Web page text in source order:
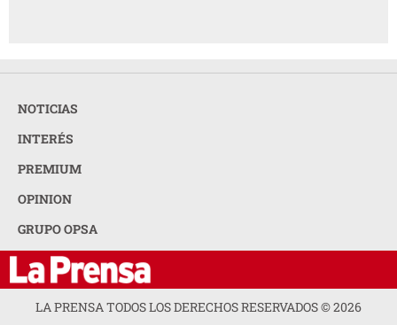
NOTICIAS
INTERÉS
PREMIUM
OPINION
GRUPO OPSA
LA PRENSA TODOS LOS DERECHOS RESERVADOS ©2026